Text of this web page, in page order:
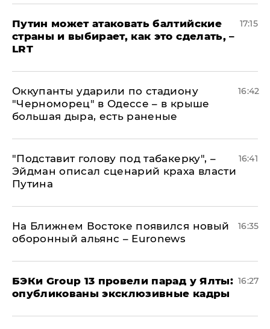
Путин может атаковать балтийские
страны и выбирает, как это сделать, –
LRT
17:15
Оккупанты ударили по стадиону
"Черноморец" в Одессе – в крыше
большая дыра, есть раненые
16:42
​"Подставит голову под табакерку", –
Эйдман описал сценарий краха власти
Путина
16:41
На Ближнем Востоке появился новый
оборонный альянс – Euronews
16:35
​БЭКи Group 13 провели парад у Ялты:
опубликованы эксклюзивные кадры
16:27